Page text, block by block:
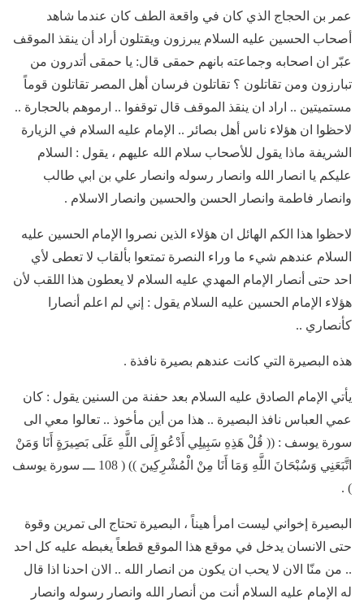
عمر بن الحجاج الذي كان في واقعة الطف كان عندما شاهد
أصحاب الحسين عليه السلام يبرزون ويقتلون أراد أن ينقذ الموقف
عبّر ان اصحابه وجماعته بانهم حمقى قال: يا حمقى أتدرون من
تبارزون ومن تقاتلون ؟ تقاتلون فرسان أهل المصر تقاتلون قوماً
مستميتين .. اراد ان ينقذ الموقف قال توقفوا .. ارموهم بالحجارة ..
لاحظوا ان هؤلاء ناس أهل بصائر .. الإمام عليه السلام في الزيارة
الشريفة ماذا يقول للأصحاب سلام الله عليهم ، يقول : السلام
عليكم يا انصار الله وانصار رسوله وانصار علي بن ابي طالب
وانصار فاطمة وانصار الحسن والحسين وانصار الاسلام .
لاحظوا هذا الكم الهائل ان هؤلاء الذين نصروا الإمام الحسين عليه
السلام عندهم شيء ما وراء النصرة تمتعوا بألقاب لا تعطى لأي
احد حتى أنصار الإمام المهدي عليه السلام لا يعطون هذا اللقب لأن
هؤلاء الإمام الحسين عليه السلام يقول : إني لم اعلم أنصارا
كأنصاري ..
هذه البصيرة التي كانت عندهم بصيرة نافذة .
يأتي الإمام الصادق عليه السلام بعد حفنة من السنين يقول : كان
عمي العباس نافذ البصيرة .. هذا من أين مأخوذ .. تعالوا معي الى
سورة يوسف : (( قُلْ هَذِهِ سَبِيلِي أَدْعُو إِلَى اللَّهِ عَلَى بَصِيرَةٍ أَنَا وَمَنْ
اتَّبَعَنِي وَسُبْحَانَ اللَّهِ وَمَا أَنَا مِنْ الْمُشْرِكِينَ )) ( 108 ـــ سورة يوسف
) .
البصيرة إخواني ليست امرأ هيناً ، البصيرة تحتاج الى تمرين وقوة
حتى الانسان يدخل في موقع هذا الموقع قطعاً يغبطه عليه كل احد
.. من منّا الان لا يحب ان يكون من انصار الله .. الان احدنا اذا قال
له الإمام عليه السلام أنت من أنصار الله وانصار رسوله وانصار